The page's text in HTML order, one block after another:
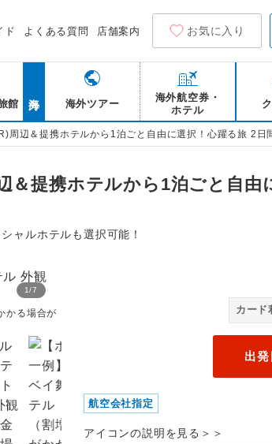
ド よくある質問 店舗案内 お気に入り
館 海外ツアー
海外航空券・
ホテル
辺＆提携ホテルから1泊ごと自由に選択！心躍る旅 2日
提携ホテルから1泊ごと自由
ャルホテルも選択可能！
1/7
かる場合が
【ホテル一例】SPA＆HOTEL舞浜ユー
カード
出
航空会社指定
アイコンの説明を見る＞＞